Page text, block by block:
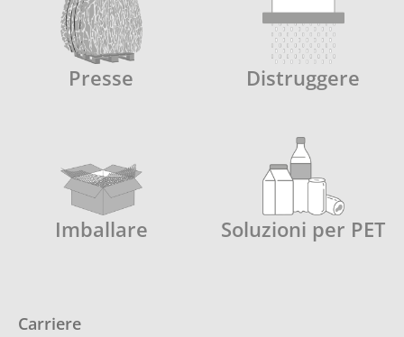
Presse Distruggere
Imballare Soluzioni per PET
Carriere